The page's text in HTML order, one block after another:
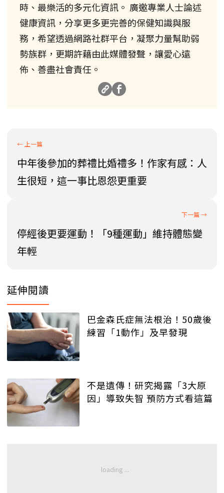
時、最樂活的多元化資訊。 廣邀專業人士論述
健康資訊，分享更多更完善的保健知識與服
務，希望透過網路社群平台，凝聚力量幫助弱
勢族群，更期許藉由此媒體發聲，讓愛心遠
佈、善盡社會責任。
中年後參加的葬禮比婚禮多！作家有感：人
生很短，這一事比恩怨更重要
停經後更要運動！「9種運動」維持體態變
年輕
延伸閱讀
巴金森氏症無法根治！50歲後
練習「1動作」及早發現
不是遺傳！研究揭露「3大原
因」導致失智 預防方式看這篇